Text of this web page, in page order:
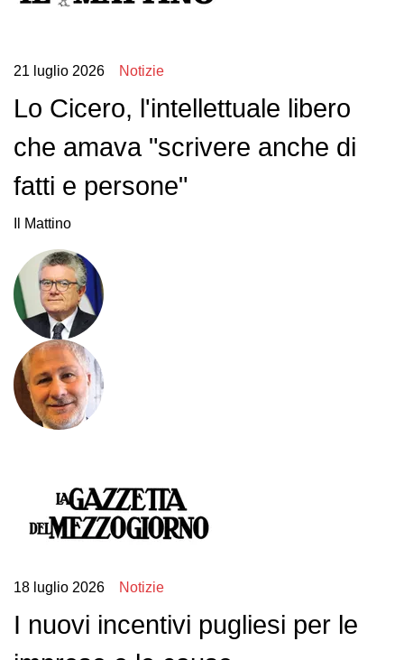
21 luglio 2026 Notizie
Lo Cicero, l'intellettuale libero
che amava "scrivere anche di
fatti e persone"
Il Mattino
18 luglio 2026 Notizie
I nuovi incentivi pugliesi per le